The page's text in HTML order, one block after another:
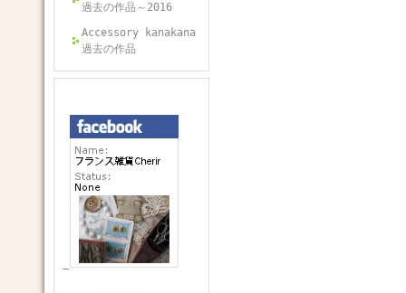
過去の作品～2016
Accessory kanakana
過去の作品